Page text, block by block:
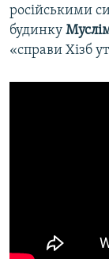
російськими
будинку
«справи Хізб